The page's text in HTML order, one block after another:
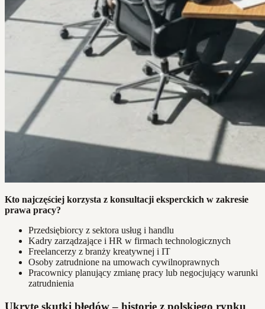
Kto najczęściej korzysta z konsultacji eksperckich w zakresie
prawa pracy?
Przedsiębiorcy z sektora usług i handlu
Kadry zarządzające i HR w firmach technologicznych
Freelancerzy z branży kreatywnej i IT
Osoby zatrudnione na umowach cywilnoprawnych
Pracownicy planujący zmianę pracy lub negocjujący warunki
zatrudnienia
Ukryte skutki błędów – historie z polskiego rynku